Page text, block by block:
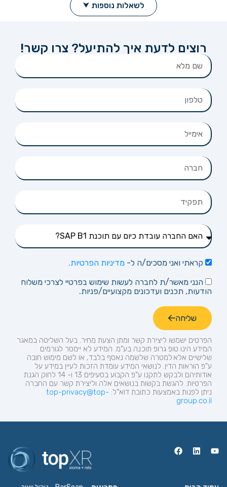
לשאלות נוספות ⮟
רוצים לדעת איך להתיעל? צרו קשר!
קראתי ואני מסכים/ה ל- מדיניות הפרטיות.
הנני מאשר/ת לחברה לעשות שימוש בפרטיי לצרכי משלוח
הודעות, תכנים ועדכונים מקצועיים/פניות.
שליחה
הפרטים ישמשו ליצירת קשר ומתן הצעת מחיר. בעל השליטה במאגר
המידע הינו טופ גרופ תוכנה בע"מ. המידע לא יימסר לגורמים
שלישיים אלא למטרה שלשמה נאסף בלבד, או לשם מימוש חובה
ע"פ הוראות הדין. לנושאי המידע עומדת הזכות לעיין במידע על
אודותיהם ולבקש לתקנו ע"פ הקבוע בסעיפים 13 ו- 14 לחוק הגנת
הפרטיות. להגשת בקשות בנושאים אלה וליצירת קשר עם החברה
ניתן לפנות באמצעות כתובת דוא"ל: top-privacy@top-
group.co.il